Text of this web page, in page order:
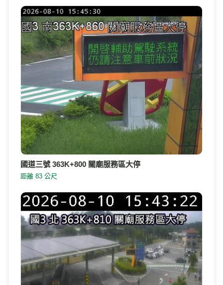
國道三號 363K+800 關廟服務區大停
距離 83 公尺